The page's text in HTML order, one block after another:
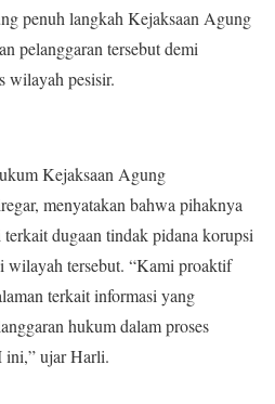
penuh langkah Kejaksaan Agung
pelanggaran tersebut demi
wilayah pesisir.
Kejaksaan Agung
menyatakan bahwa pihaknya
dugaan tindak pidana korupsi
wilayah tersebut. “Kami proaktif
terkait informasi yang
hukum dalam proses
ini,” ujar Harli.